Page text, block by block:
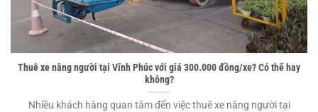
Thuê xe nâng người tại Vĩnh Phúc với giá 300.000 đồng/xe? Có thể hay
không?
Nhiều khách hàng quan tâm đến việc thuê xe nâng người tại